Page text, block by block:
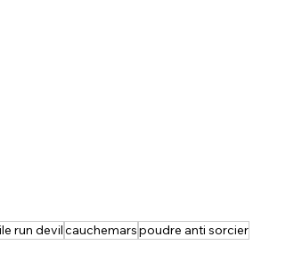
run devilcauchemarspoudre anti sorcier